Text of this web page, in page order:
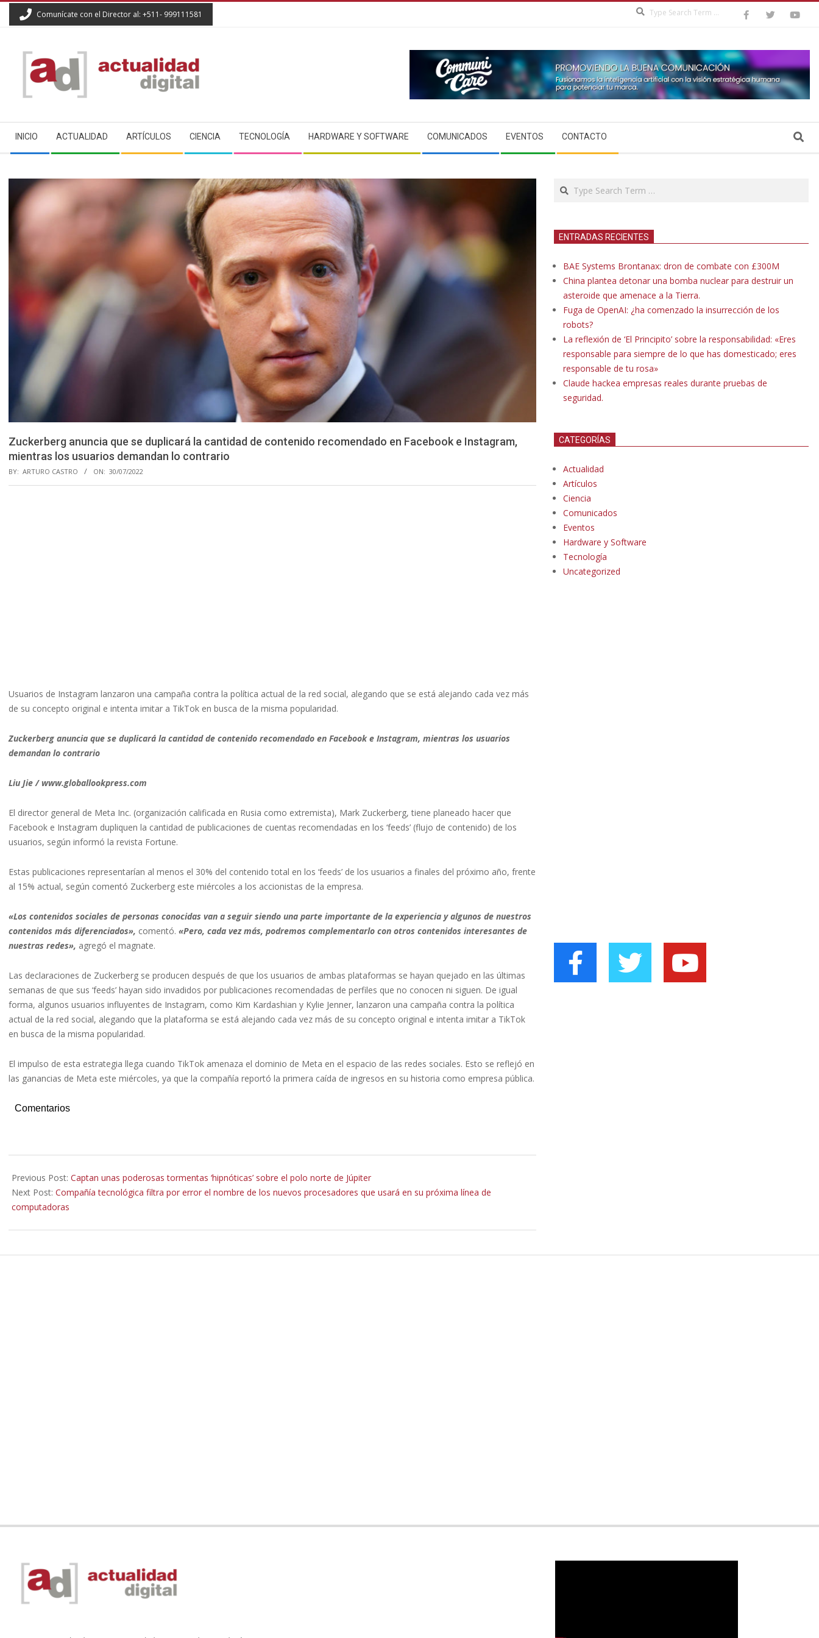
Comunícate con el Director al: +511- 999111581
ACTUALIDAD
DIGITAL
Navigation
Menu
INICIO ACTUALIDAD ARTÍCULOS CIENCIA TECNOLOGÍA HARDWARE Y SOFTWARE COMUNICADOS EVENTOS CONTACTO Search
Zuckerberg anuncia que se duplicará la cantidad de contenido recomendado en Facebook e Instagram,
mientras los usuarios demandan lo contrario
BY: ARTURO CASTRO ON: 30/07/2022
Usuarios de Instagram lanzaron una campaña contra la política actual de la red social, alegando que se está alejando cada vez más
de su concepto original e intenta imitar a TikTok en busca de la misma popularidad.
Zuckerberg anuncia que se duplicará la cantidad de contenido recomendado en Facebook e Instagram, mientras los usuarios
demandan lo contrario
Liu Jie / www.globallookpress.com
El director general de Meta Inc. (organización calificada en Rusia como extremista), Mark Zuckerberg, tiene planeado hacer que
Facebook e Instagram dupliquen la cantidad de publicaciones de cuentas recomendadas en los ‘feeds’ (flujo de contenido) de los
usuarios, según informó la revista Fortune.
Estas publicaciones representarían al menos el 30% del contenido total en los ‘feeds’ de los usuarios a finales del próximo año, frente
al 15% actual, según comentó Zuckerberg este miércoles a los accionistas de la empresa.
«Los contenidos sociales de personas conocidas van a seguir siendo una parte importante de la experiencia y algunos de nuestros
contenidos más diferenciados», comentó. «Pero, cada vez más, podremos complementarlo con otros contenidos interesantes de
nuestras redes», agregó el magnate.
Las declaraciones de Zuckerberg se producen después de que los usuarios de ambas plataformas se hayan quejado en las últimas
semanas de que sus ‘feeds’ hayan sido invadidos por publicaciones recomendadas de perfiles que no conocen ni siguen. De igual
forma, algunos usuarios influyentes de Instagram, como Kim Kardashian y Kylie Jenner, lanzaron una campaña contra la política
actual de la red social, alegando que la plataforma se está alejando cada vez más de su concepto original e intenta imitar a TikTok
en busca de la misma popularidad.
El impulso de esta estrategia llega cuando TikTok amenaza el dominio de Meta en el espacio de las redes sociales. Esto se reflejó en
las ganancias de Meta este miércoles, ya que la compañía reportó la primera caída de ingresos en su historia como empresa pública.
Comentarios
07-
30
Previous Post: Captan unas poderosas tormentas ‘hipnóticas’ sobre el polo norte de Júpiter
Next Post: Compañía tecnológica filtra por error el nombre de los nuevos procesadores que usará en su próxima línea de
computadoras
Search
ENTRADAS RECIENTES
BAE Systems Brontanax: dron de combate con £300M
China plantea detonar una bomba nuclear para destruir un
asteroide que amenace a la Tierra.
Fuga de OpenAI: ¿ha comenzado la insurrección de los
robots?
La reflexión de ‘El Principito’ sobre la responsabilidad: «Eres
responsable para siempre de lo que has domesticado; eres
responsable de tu rosa»
Claude hackea empresas reales durante pruebas de
seguridad.
CATEGORÍAS
Actualidad
Artículos
Ciencia
Comunicados
Eventos
Hardware y Software
Tecnología
Uncategorized